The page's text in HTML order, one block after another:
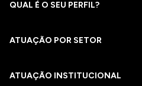
QUAL É O SEU PERFIL?
ATUAÇÃO POR SETOR
ATUAÇÃO INSTITUCIONAL